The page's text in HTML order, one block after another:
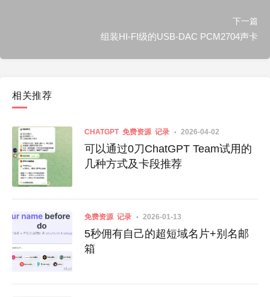
下一篇
组装HI-FI级的USB-DAC PCM2704声卡
相关推荐
CHATGPT 免费资源 记录 2026-04-02
可以通过0刀ChatGPT Team试用的
几种方式及卡段推荐
免费资源 记录 2026-01-13
5秒佣有自己的超短域名片+别名邮
箱